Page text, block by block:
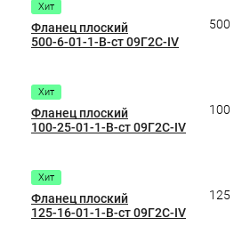
Хит
Фланец плоский
500-6-01-1-B-ст 09Г2С-IV
500
Хит
Фланец плоский
100-25-01-1-B-ст 09Г2С-IV
100
Хит
Фланец плоский
125-16-01-1-B-ст 09Г2С-IV
125